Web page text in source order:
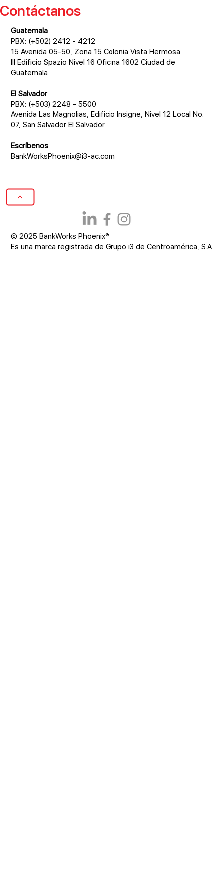
Contáctanos
Guatemala
PBX: (+502) 2412 - 4212
15 Avenida 05-50, Zona 15 Colonia Vista Hermosa
III Edificio Spazio Nivel 16 Oficina 1602 Ciudad de
Guatemala
El Salvador
PBX: (+503) 2248 - 5500
Avenida Las Magnolias, Edificio Insigne, Nivel 12 Local No.
07, San Salvador El Salvador
Escríbenos
BankWorksPhoenix@i3-ac.com
© 2025 BankWorks Phoenix®
Es una marca registrada de Grupo i3 de Centroamérica, S.A
>